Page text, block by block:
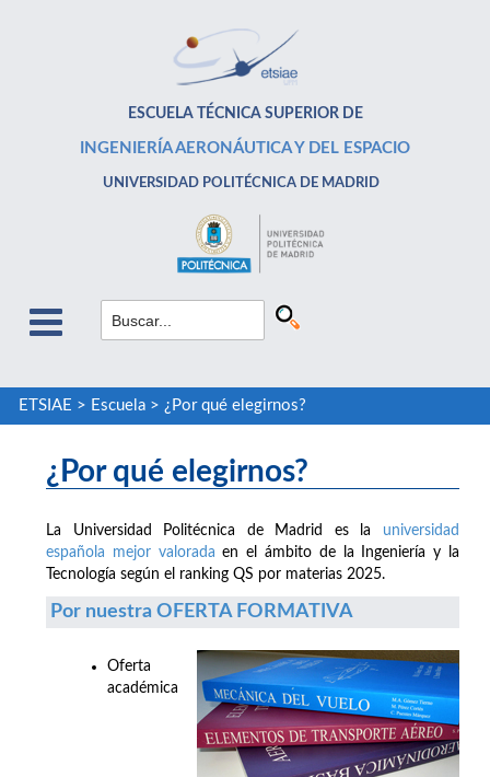
ESCUELA TÉCNICA SUPERIOR DE
INGENIERÍA AERONÁUTICA Y DEL ESPACIO
UNIVERSIDAD POLITÉCNICA DE MADRID
ETSIAE > Escuela> ¿Por qué elegirnos?
¿Por qué elegirnos?
La Universidad Politécnica de Madrid es la universidad
española mejor valorada en el ámbito de la Ingeniería y la
Tecnología según el ranking QS por materias 2025.
Por nuestra OFERTA FORMATIVA
Oferta
académica